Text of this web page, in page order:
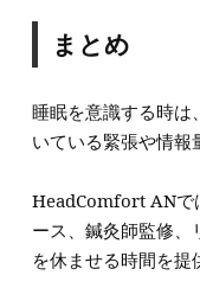
まとめ
睡眠を意識する時は
いている緊張や情報
HeadComfort ANで
ース、鍼灸師監修、
を休ませる時間を提